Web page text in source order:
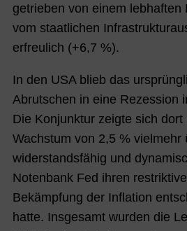
getrieben von einem lebhaften
vom staatlichen
erfreulich (+6,7 %).
In den USA blieb das
Abrutschen in eine Rezession
Die Konjunktur zeigte sich dort
Wachstum von 2,5 % vielmehr
widerstandsfähig und
Notenbank Fed ihren
Bekämpfung der Inflation
hatte. Insgesamt wurden die